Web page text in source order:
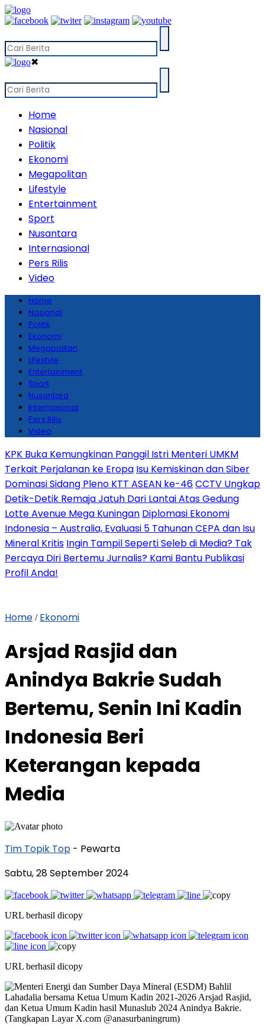
✖
Home
Nasional
Politik
Ekonomi
Megapolitan
Lifestyle
Entertainment
Sport
Nusantara
Internasional
Pers Rilis
Video
Home
Nasional
Politik
Ekonomi
Megapolitan
Lifestyle
Entertainment
Sport
Nusantara
Internasional
Pers Rilis
Video
KPK Buka Kemungkinan Panggil Istri Menteri UMKM
Terkait Perjalanan ke Eropa Isu Kemiskinan dan Siber
Dominasi Sidang Pleno KTT ASEAN ke-46CCTV Ungkap
Detik-Detik Remaja Jatuh Dari Lantai Atas Gedung
Lotte Avenue Mega Kuningan Diplomasi Ekonomi
Indonesia – Australia, Evaluasi 5 Tahunan CEPA dan Isu
Mineral Kritis Ingin Tampil Seperti Seleb di Media? Tak
Percaya Diri Bertemu Jurnalis? Kami Bantu Publikasi
Profil Anda!
Home / Ekonomi
Arsjad Rasjid dan
Anindya Bakrie Sudah
Bertemu, Senin Ini Kadin
Indonesia Beri
Keterangan kepada
Media
Tim Topik Top - Pewarta
Sabtu, 28 September 2024
URL berhasil dicopy
URL berhasil dicopy